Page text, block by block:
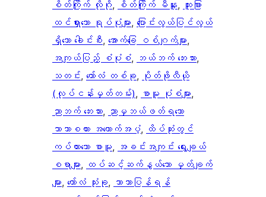
စိတ်ကြိုက် လိုဂို, စိတ်ကြိုက် မီနူး, ထူးခြား
ထင်ရှားသော ရုပ်ပုံများ, ပြောင်းလွယ်ပြင်လွယ်
ရှိသော ခေါင်းစီး, အောက်ခြေ ဝစ်ဂျက်များ
အကျယ်ပြည့် စံပုံစံ, ဘယ်ဘက် ဘေးဘား
သတင်း, ကော်လံ တစ်ခု, ပိုတ်ဖိုလီယို
(လုပ်ငန်းမှတ်တမ်း), စာမူ ပုံစံများ
ညာဘက် ဘေးဘား, ညာမှဘယ်ဖတ်ရသော
ဘာသာစကား အထောက်အပံ့, ထိပ်ဆုံးတွင်
ကပ်ထားသော စာမူ, အခင်းအကျင်း ရွေးချယ်
စရာများ, ထပ်ဆင့်ဆက်နွယ်သော မှတ်ချက်
များ, ကော်လံ သုံးခု, ဘာသာပြန်ရန်